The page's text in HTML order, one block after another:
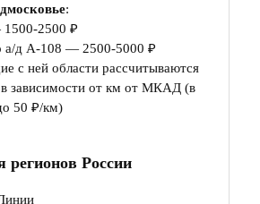
:
2500 ₽
а/д А-108 — 2500-5000 ₽
с ней области рассчитываются
в зависимости от км от МКАД (в
50 ₽/км)
регионов России